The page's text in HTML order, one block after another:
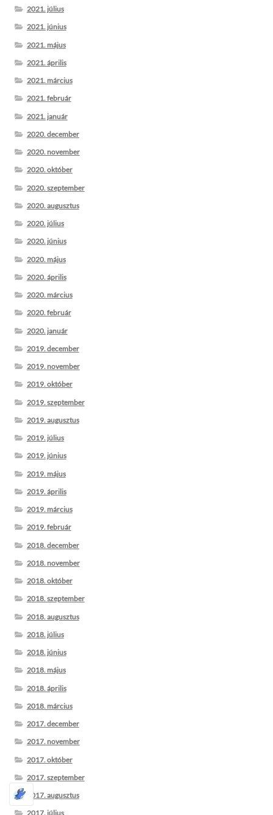
2021. július
2021. június
2021. május
2021. április
2021. március
2021. február
2021. január
2020. december
2020. november
2020. október
2020. szeptember
2020. augusztus
2020. július
2020. június
2020. május
2020. április
2020. március
2020. február
2020. január
2019. december
2019. november
2019. október
2019. szeptember
2019. augusztus
2019. július
2019. június
2019. május
2019. április
2019. március
2019. február
2018. december
2018. november
2018. október
2018. szeptember
2018. augusztus
2018. július
2018. június
2018. május
2018. április
2018. március
2017. december
2017. november
2017. október
2017. szeptember
2017. augusztus
2017. július